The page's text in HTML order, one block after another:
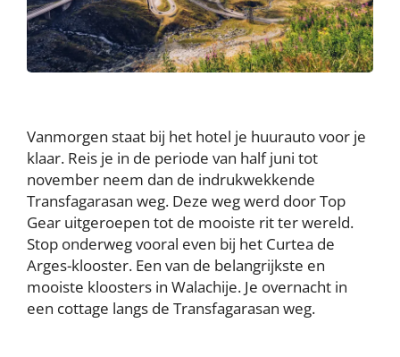
Vanmorgen staat bij het hotel je huurauto voor je
klaar. Reis je in de periode van half juni tot
november neem dan de indrukwekkende
Transfagarasan weg. Deze weg werd door Top
Gear uitgeroepen tot de mooiste rit ter wereld.
Stop onderweg vooral even bij het Curtea de
Arges-klooster. Een van de belangrijkste en
mooiste kloosters in Walachije. Je overnacht in
een cottage langs de Transfagarasan weg.